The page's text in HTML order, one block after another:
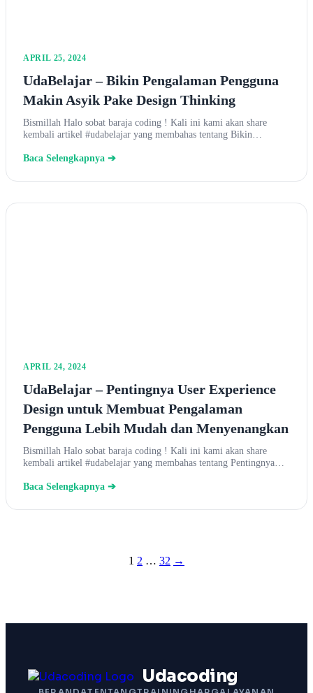
APRIL 25, 2024
UdaBelajar – Bikin Pengalaman Pengguna
Makin Asyik Pake Design Thinking
Bismillah Halo sobat baraja coding ! Kali ini kami akan share
kembali artikel #udabelajar yang membahas tentang Bikin…
Baca Selengkapnya ➔
APRIL 24, 2024
UdaBelajar – Pentingnya User Experience
Design untuk Membuat Pengalaman
Pengguna Lebih Mudah dan Menyenangkan
Bismillah Halo sobat baraja coding ! Kali ini kami akan share
kembali artikel #udabelajar yang membahas tentang Pentingnya…
Baca Selengkapnya ➔
Posts
1 2 … 32 →
Udacoding